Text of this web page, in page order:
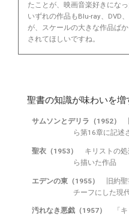
たことが、映画音楽好きにな
いずれの作品もBlu-ray、DVD
が、スケールの大きな作品ば
されてほしいですね。
聖書の知識が味わいを増
サムソンとデリラ（1952）
ら第16章に記述
聖衣（1953）
キリストの
ら描いた作品
エデンの東（1955）
旧約
チーフにした現
汚れなき悪戯（1957）
「